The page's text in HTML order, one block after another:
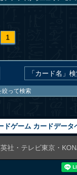
1
絞って検索
ドゲーム カードデータ
社・テレビ東京・